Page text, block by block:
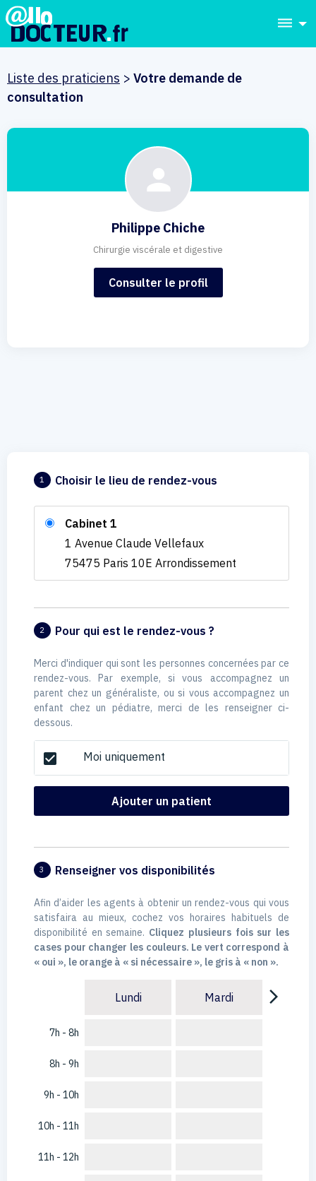
dehaze
Liste des praticiens > Votre demande de
consultation
Philippe Chiche
Chirurgie viscérale et digestive
Consulter le profil
1 Choisir le lieu de rendez-vous
Cabinet 1
1 Avenue Claude Vellefaux
75475 Paris 10E Arrondissement
2 Pour qui est le rendez-vous ?
Merci d'indiquer qui sont les personnes concernées par ce
rendez-vous. Par exemple, si vous accompagnez un
parent chez un généraliste, ou si vous accompagnez un
enfant chez un pédiatre, merci de les renseigner ci-
dessous.
check_box Moi uniquement
Ajouter un patient
3 Renseigner vos disponibilités
Afin d’aider les agents à obtenir un rendez-vous qui vous
satisfaira au mieux, cochez vos horaires habituels de
disponibilité en semaine. Cliquez plusieurs fois sur les
cases pour changer les couleurs. Le vert correspond à
« oui », le orange à « si nécessaire », le gris à « non ».
7h - 8h
8h - 9h
9h - 10h
10h - 11h
11h - 12h
Lundi Mardi arrow_forward_ios